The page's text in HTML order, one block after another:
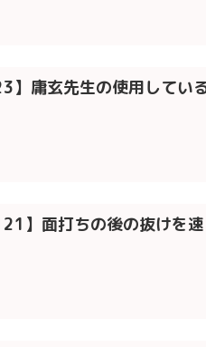
】庸玄先生の使用してい
】面打ちの後の抜けを